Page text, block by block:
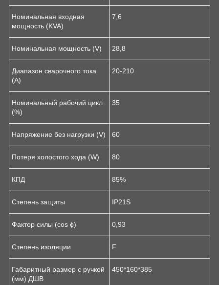
Номинальная входная
мощность (KVA)
7,6
Номинальная мощность (V) 28,8
Диапазон сварочного тока
(А)
20-210
Номинальный рабочий цикл
(%)
35
Напряжение без нагрузки (V) 60
Потеря холостого хода (W) 80
КПД 85%
Степень защиты IP21S
Фактор силы (cos ϕ) 0,93
Степень изоляции F
Габаритный размер с ручкой
(мм) ДШВ
450*160*385